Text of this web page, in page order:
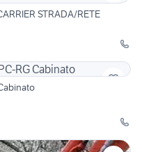
STRADA/RETE